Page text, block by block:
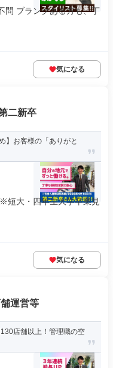
問 ブランクある方も、丁
気になる
二新卒
】お客様の「ありがと
大・四年生大学卒業見
気になる
運営等
店舗以上！管理職の空